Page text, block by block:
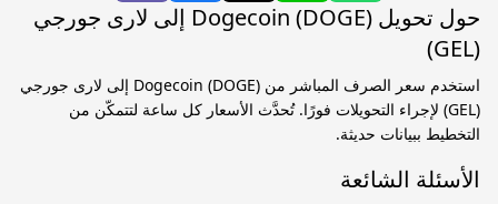
حول تحويل Dogecoin (DOGE) إلى لارى جورجي
(GEL)
استخدم سعر الصرف المباشر من Dogecoin (DOGE) إلى لارى جورجي
(GEL) لإجراء التحويلات فورًا. تُحدَّث الأسعار كل ساعة لتتمكّن من
التخطيط ببيانات حديثة.
الأسئلة الشائعة